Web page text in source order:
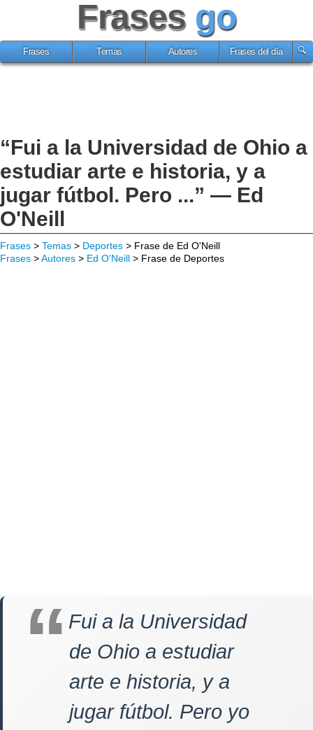
Frases go
Frases Temas Autores Frases del día
“Fui a la Universidad de Ohio a
estudiar arte e historia, y a
jugar fútbol. Pero ...” — Ed
O'Neill
Frases > Temas > Deportes > Frase de Ed O'Neill
Frases >Autores > Ed O'Neill > Frase de Deportes
Fui a la Universidad
de Ohio a estudiar
arte e historia, y a
jugar fútbol. Pero yo